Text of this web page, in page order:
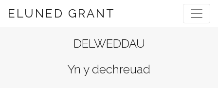
ELUNED GRANT
DELWEDDAU
Yn y dechreuad